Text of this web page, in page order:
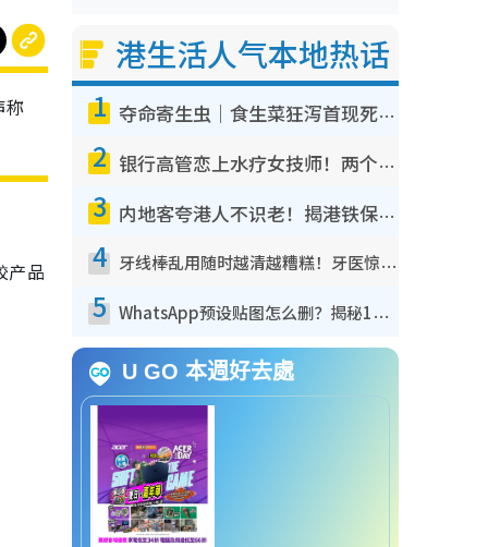
称
产品
港生活人气本地热话
1 夺命寄生虫｜食生菜狂泻首现死者！疫潮恶化录1.8万宗病例 揭洗菜3大谬误
2 银行高管恋上水疗女技师！两个月借128万惊觉“沉船”沉落火海 揭背后疑似邪教操控卖淫
3 内地客夸港人不识老！揭港铁保鲜级冷气 港人求放过：别投诉
4 牙线棒乱用随时越清越糟糕！牙医惊揭盲目过户细菌恐致龋齿：这种才是日常真保养
5 WhatsApp预设贴图怎么删？揭秘1招“反向操作”还原简洁界面 附3步实测教程
U GO 本週好去處